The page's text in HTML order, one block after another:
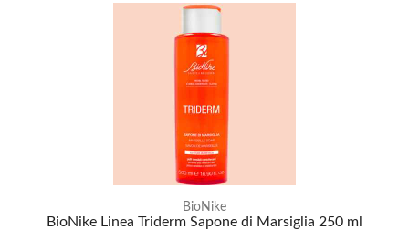
BioNike
BioNike Linea Triderm Sapone di Marsiglia 250 ml